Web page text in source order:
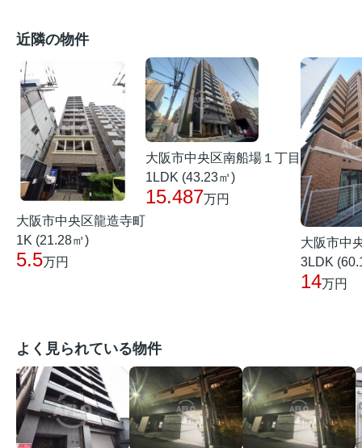
近隣の物件
大阪市中央区龍造寺町
1K (21.28㎡)
5.5万円
大阪市中央区南船場１丁目
1LDK (43.23㎡)
15.487万円
大阪市中
3LDK
14万円
よく見られている物件